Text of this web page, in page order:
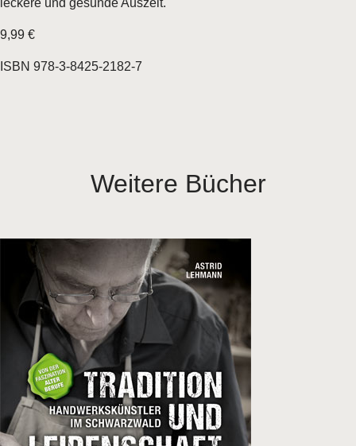
9,99 €
ISBN 978-3-8425-2182-7
Weitere Bücher